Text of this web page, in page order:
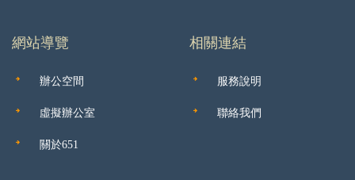
網站導覽
辦公空間
虛擬辦公室
關於651
相關連結
服務說明
聯絡我們